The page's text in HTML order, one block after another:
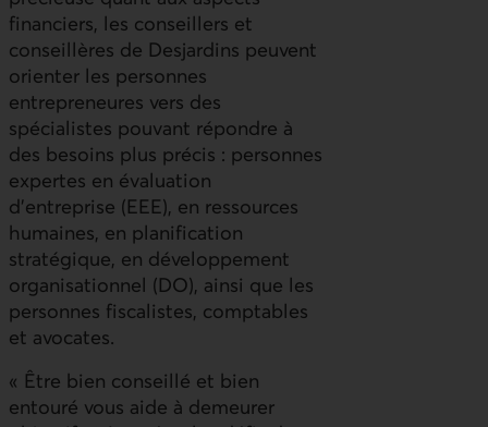
financiers, les conseillers et
conseillères de Desjardins peuvent
orienter les personnes
entrepreneures vers des
spécialistes pouvant répondre à
des besoins plus précis : personnes
expertes en évaluation
d’entreprise (EEE), en ressources
humaines, en planification
stratégique, en développement
organisationnel (DO), ainsi que les
personnes fiscalistes, comptables
et avocates.
« Être bien conseillé et bien
entouré vous aide à demeurer